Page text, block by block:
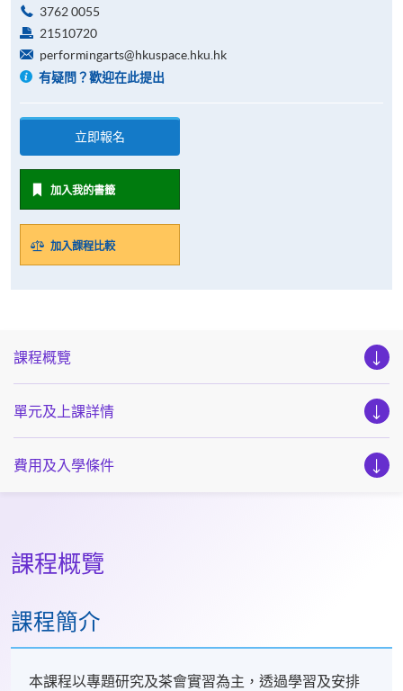
3762 0055
21510720
performingarts@hkuspace.hku.hk
有疑問？歡迎在此提出
立即報名
加入我的書籤
加入課程比較
課程概覽
單元及上課詳情
費用及入學條件
課程概覽
課程簡介
本課程以專題研究及茶會實習為主，透過學習及安排